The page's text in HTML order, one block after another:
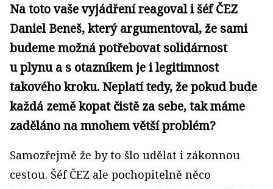
Na toto vaše vyjádření reagoval i šéf ČEZ
Daniel Beneš, který argumentoval, že sami
budeme možná potřebovat solidárnost
u plynu a s otazníkem je i legitimnost
takového kroku. Neplatí tedy, že pokud bude
každá země kopat čistě za sebe, tak máme
zaděláno na mnohem větší problém?
Samozřejmě že by to šlo udělat i zákonnou
cestou. Šéf ČEZ ale pochopitelně něco